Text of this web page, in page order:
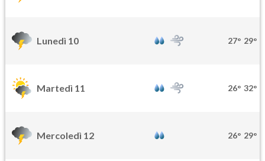
Lunedì 10 27° 29°
Martedì 11 26° 32°
Mercoledì 12 26° 29°